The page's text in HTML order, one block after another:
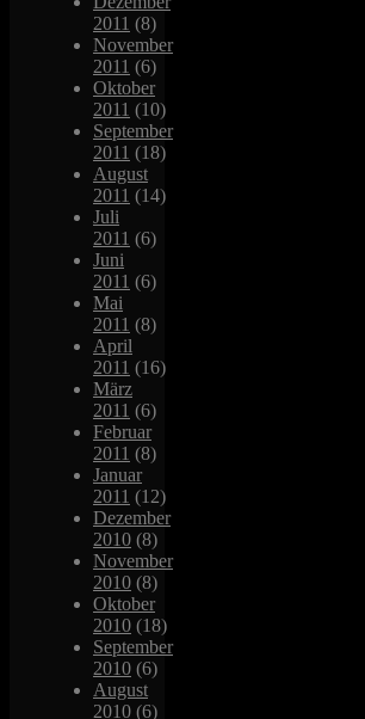
2011 (8)
November
2011 (6)
Oktober
2011 (10)
September
2011 (18)
August
2011 (14)
Juli
2011 (6)
Juni
2011 (6)
Mai
2011 (8)
April
2011 (16)
März
2011 (6)
Februar
2011 (8)
Januar
2011 (12)
Dezember
2010 (8)
November
2010 (8)
Oktober
2010 (18)
September
2010 (6)
August
2010 (6)